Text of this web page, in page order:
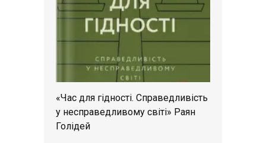
«Час для гідності. Справедливість
у несправедливому світі» Раян
Голідей